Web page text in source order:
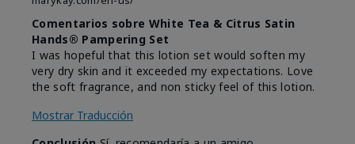
Comentarios sobre White Tea & Citrus Satin
Hands® Pampering Set
I was hopeful that this lotion set would soften my
very dry skin and it exceeded my expectations. Love
the soft fragrance, and non sticky feel of this lotion.
Mostrar Traducción